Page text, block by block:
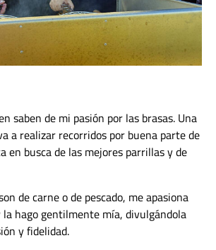
saben de mi pasión por las brasas. Una
a realizar recorridos por buena parte de
en busca de las mejores parrillas y de
de carne o de pescado, me apasiona
hago gentilmente mía, divulgándola
y fidelidad.